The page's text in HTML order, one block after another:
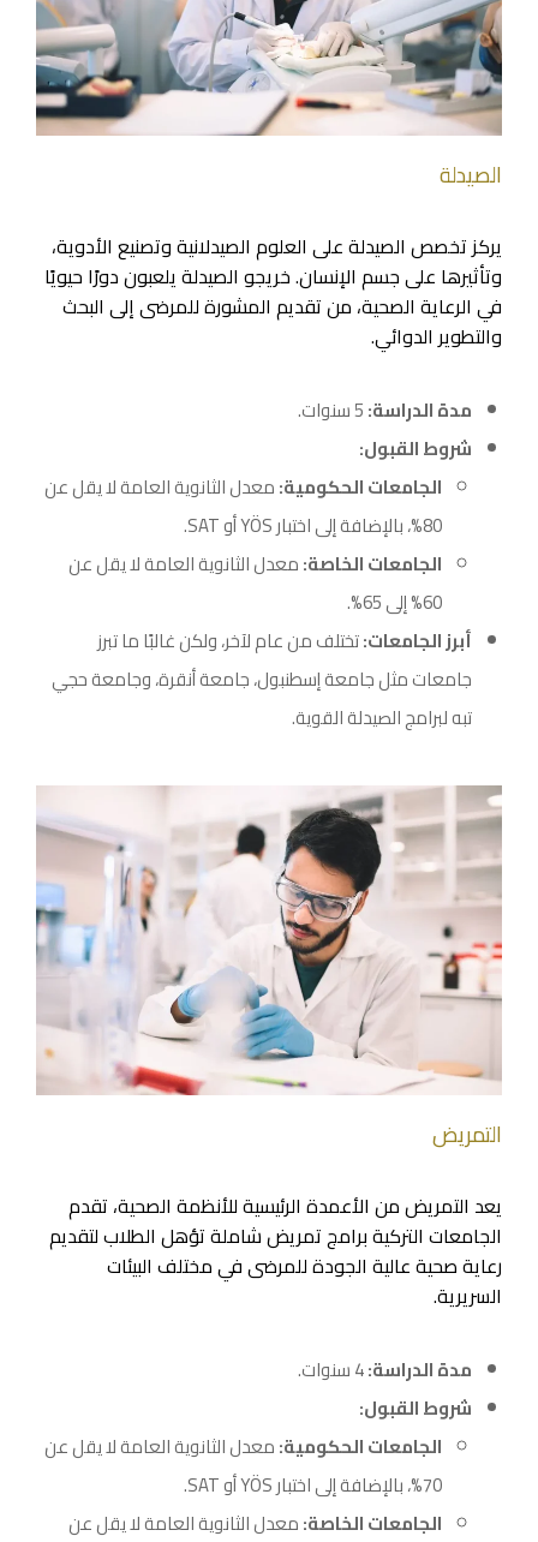
الصيدلة
يركز تخصص الصيدلة على العلوم الصيدلانية وتصنيع الأدوية،
وتأثيرها على جسم الإنسان. خريجو الصيدلة يلعبون دورًا حيويًا
في الرعاية الصحية، من تقديم المشورة للمرضى إلى البحث
والتطوير الدوائي.
مدة الدراسة:
شروط القبول:
الجامعات الحكومية:معدل الثانوية العامة لا يقل عن
80%، بالإضافة إلى اختبار YÖS أو SAT.
الجامعات الخاصة:معدل الثانوية العامة لا يقل عن
60% إلى 65%.
أبرز الجامعات:تختلف من عام لآخر، ولكن غالبًا ما تبرز
جامعات مثل جامعة إسطنبول، جامعة أنقرة، وجامعة حجي
تبه لبرامج الصيدلة القوية.
التمريض
يعد التمريض من الأعمدة الرئيسية للأنظمة الصحية، تقدم
الجامعات التركية برامج تمريض شاملة تؤهل الطلاب لتقديم
رعاية صحية عالية الجودة للمرضى في مختلف البيئات
السريرية.
مدة الدراسة:
شروط القبول:
الجامعات الحكومية:معدل الثانوية العامة لا يقل عن
70%، بالإضافة إلى اختبار YÖS أو SAT.
الجامعات الخاصة:معدل الثانوية العامة لا يقل عن